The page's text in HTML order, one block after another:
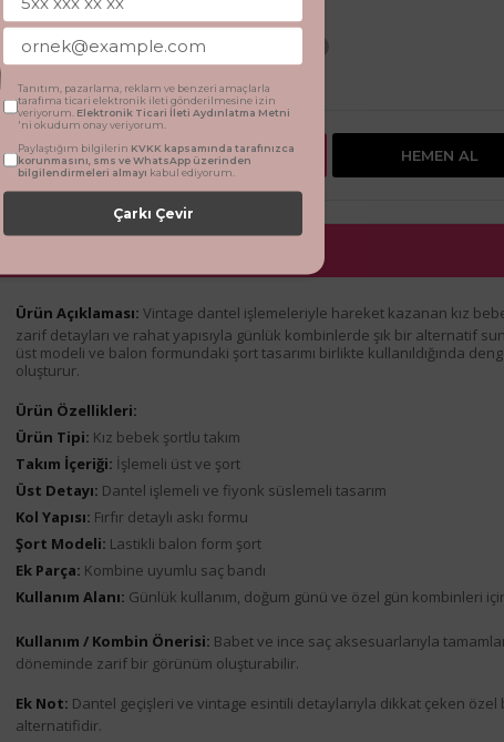
Beden
6 Ay 9 Ay 12 Ay 18 Ay
SEPETE EKLE HEMEN AL
Ürün Açıklaması: Vintage dantel işlemeleriyle hareket kazanan kız
zarif detayları ve rahat yapısıyla günlük kombinlerde şık bir alternatif
üst modeli ve balon formundaki şort tasarımı birlikte kullanıldığında
oluşturur.
Ürün Özellikleri:
Ürün Tipi: Kız bebek şortlu takım
Takım İçeriği: İşlemeli üst ve şort
Üst Detayı: Dantel işlemeli ve fiyonk süslemeli tasarım
Kol Yapısı: Fırfır detaylı askı formu
Şort Modeli: Lastikli balon form şort
Ek Parça: Kombine uyumlu saç bandı
Kullanım Alanı: Günlük kullanım, doğum günü ve özel gün kombinleri
Kullanım / Kombin Önerisi: Babet ve ince saç aksesuarlarıyla
döneminde zarif bir görünüm oluşturabilir.
Ek Not: Dantel geçişleri ve vintage esintili detaylarıyla dikkat çeken özel
alternatifidir.
Tanıtım, pazarlama, reklam ve benzeri amaçlarla
tarafıma ticari elektronik ileti gönderilmesine izin
veriyorum. Elektronik Ticari İleti Aydınlatma Metni
'ni okudum onay veriyorum.
Paylaştığım bilgilerin KVKK kapsamında tarafınızca
korunmasını, sms ve WhatsApp üzerinden
bilgilendirmeleri almayı kabul ediyorum.
Çarkı Çevir